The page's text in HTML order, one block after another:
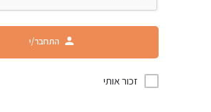
התחבר/י
זכור אותי